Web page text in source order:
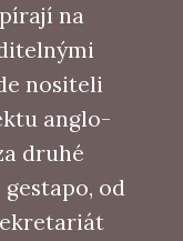
na
nositeli
anglo-
druhé
od